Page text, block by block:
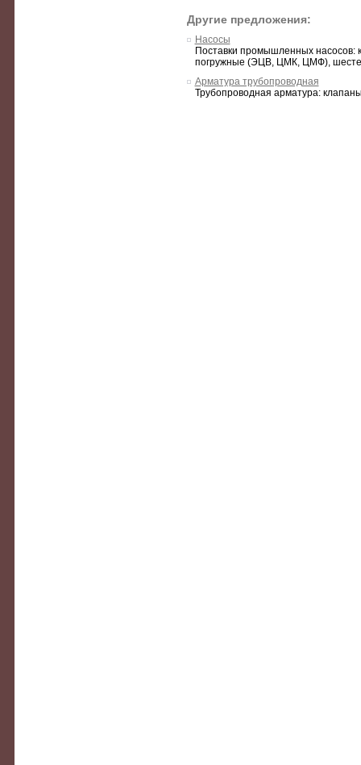
Другие предложения:
Насосы
Поставки промышленных насосов:
погружные (ЭЦВ, ЦМК, ЦМФ),
Арматура трубопроводная
Трубопроводная арматура: